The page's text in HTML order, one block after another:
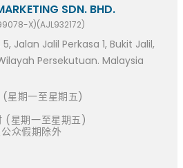
SDN. BHD.
X)(AJL932172)
Jalan Jalil Perkasa 1, Bukit Jalil,
Persekutuan. Malaysia
(星期一至星期五)
(星期一至星期五)
众假期除外